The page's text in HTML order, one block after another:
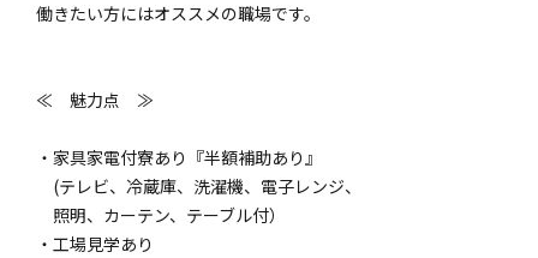
働きたい方にはオススメの職場です。
≪ 魅力点 ≫
・家具家電付寮あり『半額補助あり』
(テレビ、冷蔵庫、洗濯機、電子レンジ、
照明、カーテン、テーブル付）
・工場見学あり